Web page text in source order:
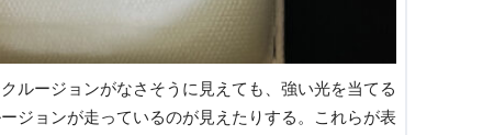
ルージョンがなさそうに見えても、強い光を当てる
ジョンが走っているのが見えたりする。これらが表